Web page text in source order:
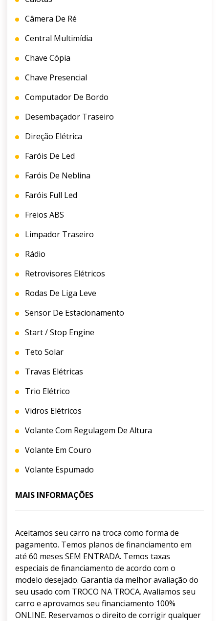
Câmera De Ré
Central Multimídia
Chave Cópia
Chave Presencial
Computador De Bordo
Desembaçador Traseiro
Direção Elétrica
Faróis De Led
Faróis De Neblina
Faróis Full Led
Freios ABS
Limpador Traseiro
Rádio
Retrovisores Elétricos
Rodas De Liga Leve
Sensor De Estacionamento
Start / Stop Engine
Teto Solar
Travas Elétricas
Trio Elétrico
Vidros Elétricos
Volante Com Regulagem De Altura
Volante Em Couro
Volante Espumado
MAIS INFORMAÇÕES
Aceitamos seu carro na troca como forma de
pagamento. Temos planos de financiamento em
até 60 meses SEM ENTRADA. Temos taxas
especiais de financiamento de acordo com o
modelo desejado. Garantia da melhor avaliação do
seu usado com TROCO NA TROCA. Avaliamos seu
carro e aprovamos seu financiamento 100%
ONLINE. Reservamos o direito de corrigir qualquer